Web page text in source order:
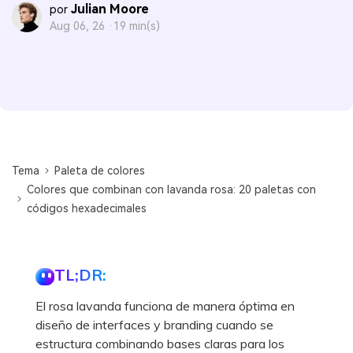
por Julian Moore
Aug 06, 26 · 19 min(s)
Tema
Paleta de colores
Colores que combinan con lavanda rosa: 20 paletas con
códigos hexadecimales
TL;DR:
El rosa lavanda funciona de manera óptima en
diseño de interfaces y branding cuando se
estructura combinando bases claras para los